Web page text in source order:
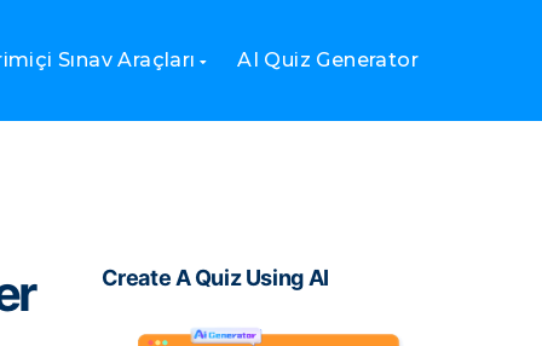
Sınav Araçları AI Quiz Generator
Create A Quiz Using AI